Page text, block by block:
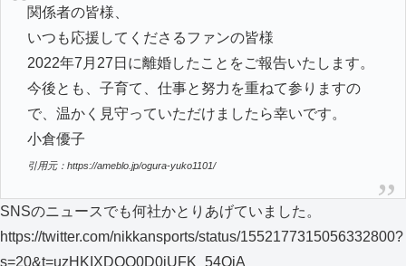
関係者の皆様、
いつも応援してくださるファンの皆様
2022年7月27日に離婚したことをご報告いたします。
今後とも、子育て、仕事と努力を重ねて参りますの
で、温かく見守っていただけましたら幸いです。
小倉優子
引用元：https://ameblo.jp/ogura-yuko1101/
SNSのニュースでも何社かとりあげていました。
https://twitter.com/nikkansports/status/1552177315056332800?
s=20&t=uzHKIXDOO0D0jUFK_54QjA